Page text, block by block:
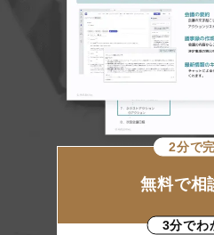
2分で
無料で相
3分でわ